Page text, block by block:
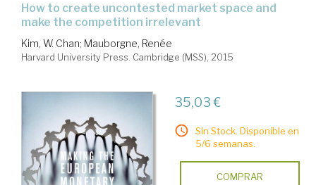
how to create uncontested market space and
make the competition irrelevant
Kim, W. Chan; Mauborgne, Renée
Harvard University Press. Cambridge (MSS), 2015
35,03 €
Sin Stock. Disponible en
5/6 semanas.
COMPRAR